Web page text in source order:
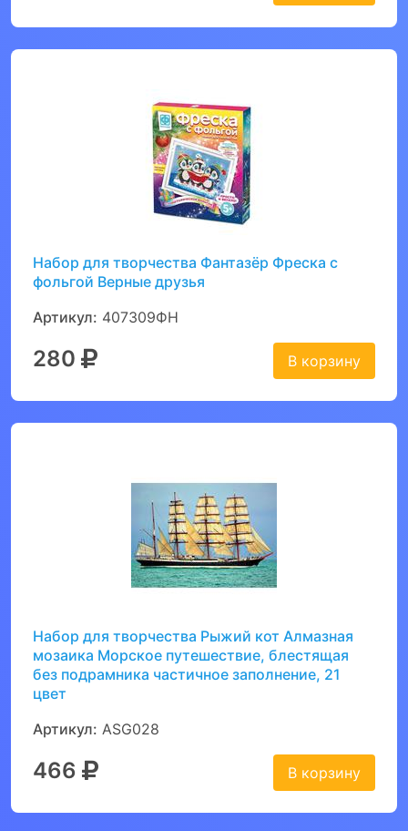
Набор для творчества Фантазёр Фреска с
фольгой Верные друзья
Артикул: 407309ФН
280 В корзину
Набор для творчества Рыжий кот Алмазная
мозаика Морское путешествие, блестящая
без подрамника частичное заполнение, 21
цвет
Артикул: ASG028
466 В корзину